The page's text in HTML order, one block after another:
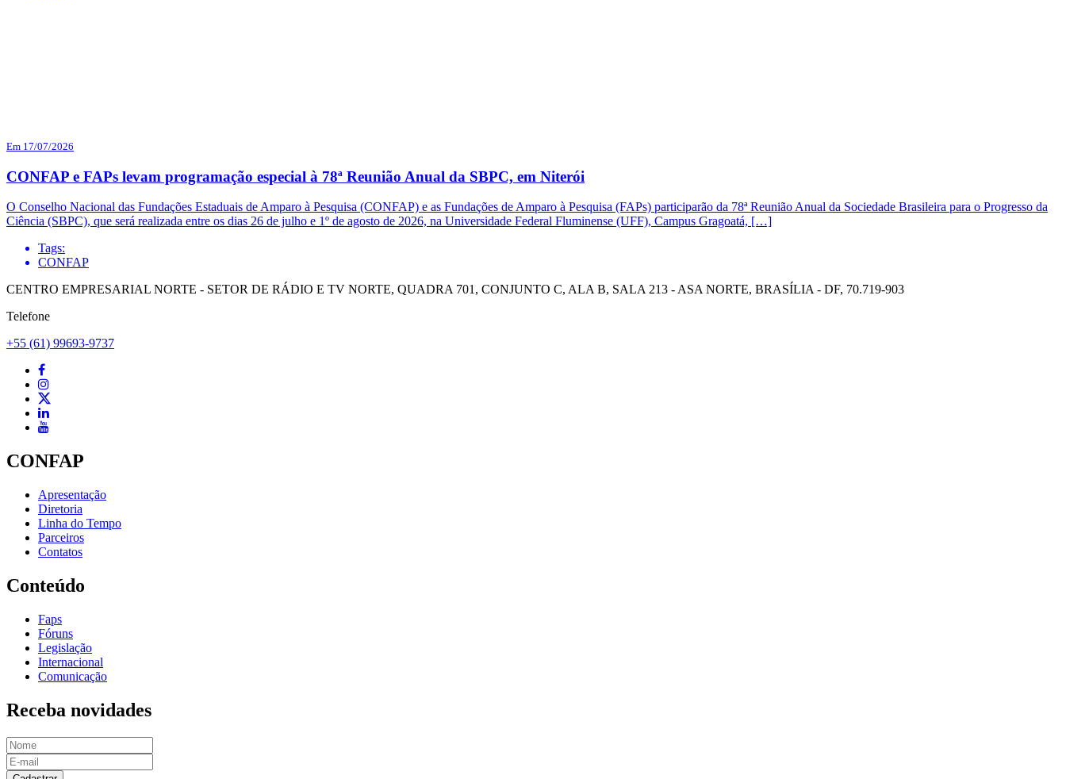
Em 17/07/2026
CONFAP e FAPs levam programação especial à 78ª Reunião Anual da SBPC, em Niterói
O Conselho Nacional das Fundações Estaduais de Amparo à Pesquisa (CONFAP) e as Fundações de Amparo à Pesquisa (FAPs) participarão da 78ª Reunião Anual da Sociedade Brasileira para o Progresso da
Ciência (SBPC), que será realizada entre os dias 26 de julho e 1º de agosto de 2026, na Universidade Federal Fluminense (UFF), Campus Gragoatá, […]
Tags:
CONFAP
CENTRO EMPRESARIAL NORTE - SETOR DE RÁDIO E TV NORTE, QUADRA 701, CONJUNTO C, ALA B, SALA 213 - ASA NORTE, BRASÍLIA - DF, 70.719-903
Telefone
+55 (61) 99693-9737
CONFAP
Apresentação
Diretoria
Linha do Tempo
Parceiros
Contatos
Conteúdo
Faps
Fóruns
Legislação
Internacional
Comunicação
Receba novidades